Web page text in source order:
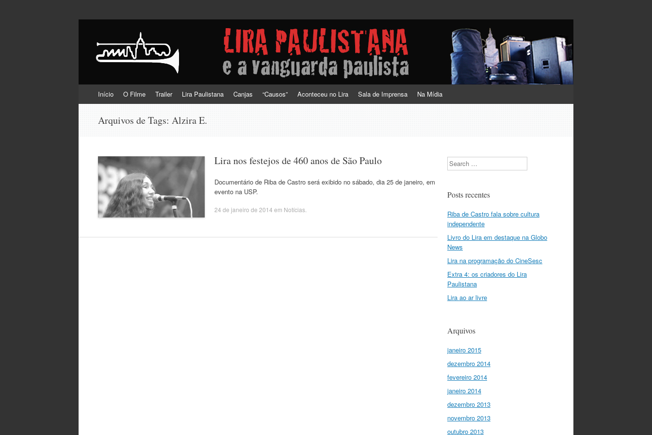
Lira Paulistana e a vanguarda paulista
para
conteúdo
Início O Filme Trailer Lira Paulistana Canjas “Causos” Aconteceu no Lira Sala de Imprensa Na Mídia
Arquivos de Tags: Alzira E.
Lira nos festejos de 460 anos de São Paulo
Documentário de Riba de Castro será exibido no sábado, dia 25 de janeiro, em
evento na USP.
24 de janeiro de 2014 em Notícias
Search
Posts recentes
Riba de Castro fala sobre cultura
independente
Livro do Lira em destaque na Globo
News
Lira na programação do CineSesc
Extra 4: os criadores do Lira
Paulistana
Lira ao ar livre
Arquivos
janeiro 2015
dezembro 2014
fevereiro 2014
janeiro 2014
dezembro 2013
novembro 2013
outubro 2013